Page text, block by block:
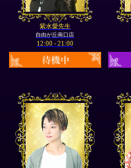
紫水愛先生
自由が丘南口店
12:00 - 21:00